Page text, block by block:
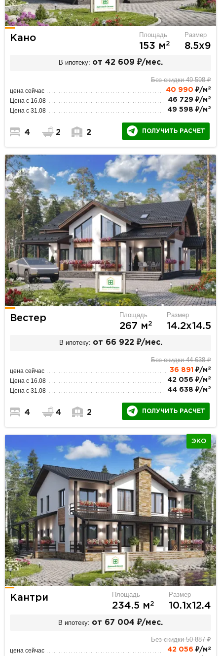
Кано Площадь
153 м2
Размер
8.5х9
В ипотеку: от 42 609 ₽/мес.
Без скидки 49 598 ₽
цена сейчас 40 990 ₽/м 2
Цена с 16.08 46 729 ₽/м 2
Цена с 31.08 49 598 ₽/м 2
4 2 2 ПОЛУЧИТЬ РАСЧЕТ
Вестер Площадь
267 м2
Размер
14.2х14.5
В ипотеку: от 66 922 ₽/мес.
Без скидки 44 638 ₽
цена сейчас 36 891 ₽/м 2
Цена с 16.08 42 056 ₽/м 2
Цена с 31.08 44 638 ₽/м 2
4 4 2 ПОЛУЧИТЬ РАСЧЕТ
ЭКО
Кантри Площадь
234.5 м2
Размер
10.1х12.4
В ипотеку: от 67 004 ₽/мес.
Без скидки 50 887 ₽
цена сейчас 42 056 ₽/м 2